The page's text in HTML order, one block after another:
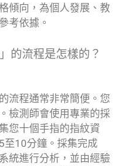
傾向，為個人發展、教
考依據。
的流程是怎樣的？
流程通常非常簡便。您
檢測師會使用專業的採
您十個手指的指紋資
至10分鐘。採集完成
統進行分析，並由經驗